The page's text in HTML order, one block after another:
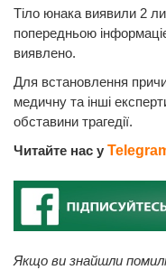
Тіло юнака виявили 2
попередньою
виявлено.
Для встановлення
медичну та інші
обставини трагедії.
Читайте нас у
Якщо ви знайшли